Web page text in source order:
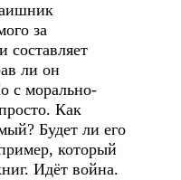
за
составляет
ли он
с морально-
Как
Будет ли его
который
Идёт война.